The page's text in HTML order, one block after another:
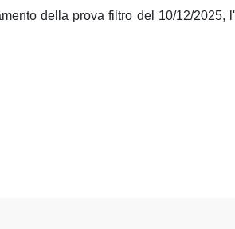
della prova filtro del 10/12/